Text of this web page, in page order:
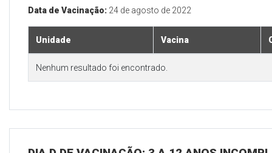
Data de Vacinação: 24 de agosto de 2022
Unidade Vacina
Nenhum resultado foi encontrado.